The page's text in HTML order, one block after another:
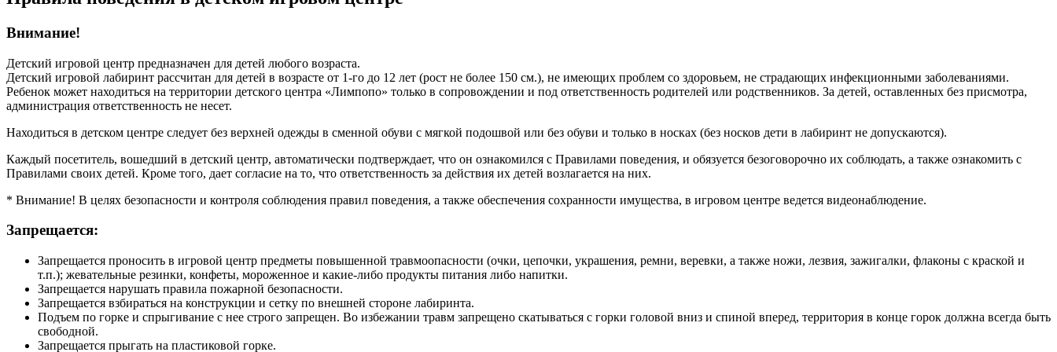
Внимание!
Детский игровой центр предназначен для детей любого возраста.
Детский игровой лабиринт рассчитан для детей в возрасте от 1-го до 12 лет (рост не более 150 см.), не имеющих проблем со здоровьем, не страдающих инфекционными заболеваниями.
Ребенок может находиться на территории детского центра «Лимпопо» только в сопровождении и под ответственность родителей или родственников. За детей, оставленных без присмотра,
администрация ответственность не несет.
Находиться в детском центре следует без верхней одежды в сменной обуви с мягкой подошвой или без обуви и только в носках (без носков дети в лабиринт не допускаются).
Каждый посетитель, вошедший в детский центр, автоматически подтверждает, что он ознакомился с Правилами поведения, и обязуется безоговорочно их соблюдать, а также ознакомить с
Правилами своих детей. Кроме того, дает согласие на то, что ответственность за действия их детей возлагается на них.
* Внимание! В целях безопасности и контроля соблюдения правил поведения, а также обеспечения сохранности имущества, в игровом центре ведется видеонаблюдение.
Запрещается:
Запрещается проносить в игровой центр предметы повышенной травмоопасности (очки, цепочки, украшения, ремни, веревки, а также ножи, лезвия, зажигалки, флаконы с краской и
т.п.); жевательные резинки, конфеты, мороженное и какие-либо продукты питания либо напитки.
Запрещается нарушать правила пожарной безопасности.
Запрещается взбираться на конструкции и сетку по внешней стороне лабиринта.
Подъем по горке и спрыгивание с нее строго запрещен. Во избежании травм запрещено скатываться с горки головой вниз и спиной вперед, территория в конце горок должна всегда быть
свободной.
Запрещается прыгать на пластиковой горке.